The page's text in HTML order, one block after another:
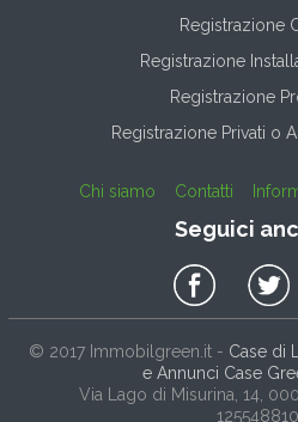
Registrazione
Registrazione
Registrazione
Registrazione Privati o
Chi siamo Contatti
Seguici
© 2017 Immobilgreen.it- Case di
e Annunci Case
Via Lago di Misurina, 14 ,